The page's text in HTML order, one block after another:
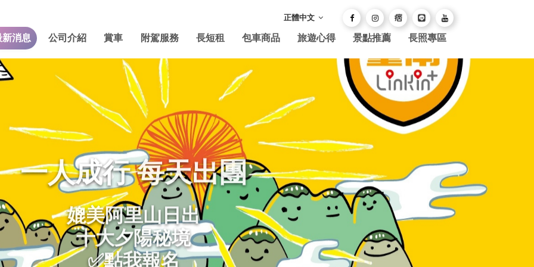
正體中文
新消息 公司介紹 賞車 附駕服務 長短租 包車商品 旅遊心得 景點推薦 長照專區
一人成行 每天出團
媲美阿里山日出
十大夕陽秘境
✅點我報名